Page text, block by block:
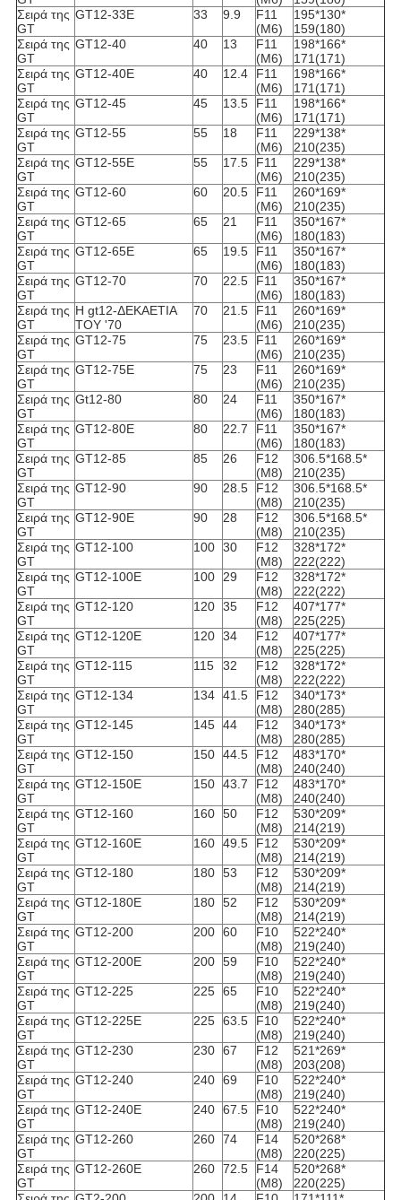
Σειρά της
GT
GT12-33E 33 9.9
F11
(M6)
195*130*
159(180)
Σειρά της
GT
GT12-40 40 13
F11
(M6)
198*166*
171(171)
Σειρά της
GT
GT12-40E 40 12.4
F11
(M6)
198*166*
171(171)
Σειρά της
GT
GT12-45 45 13.5
F11
(M6)
198*166*
171(171)
Σειρά της
GT
GT12-55 55 18
F11
(M6)
229*138*
210(235)
Σειρά της
GT
GT12-55E 55 17.5
F11
(M6)
229*138*
210(235)
Σειρά της
GT
GT12-60 60 20.5
F11
(M6)
260*169*
210(235)
Σειρά της
GT
GT12-65 65 21
F11
(M6)
350*167*
180(183)
Σειρά της
GT
GT12-65E 65 19.5
F11
(M6)
350*167*
180(183)
Σειρά της
GT
GT12-70 70 22.5
F11
(M6)
350*167*
180(183)
Σειρά της
GT
Η gt12-ΔΕΚΑΕΤΙΑ
ΤΟΥ '70
70 21.5
F11
(M6)
260*169*
210(235)
Σειρά της
GT
GT12-75 75 23.5
F11
(M6)
260*169*
210(235)
Σειρά της
GT
GT12-75E 75 23
F11
(M6)
260*169*
210(235)
Σειρά της
GT
Gt12-80 80 24
F11
(M6)
350*167*
180(183)
Σειρά της
GT
GT12-80E 80 22.7
F11
(M6)
350*167*
180(183)
Σειρά της
GT
GT12-85 85 26
F12
(M8)
306.5*168.5*
210(235)
Σειρά της
GT
GT12-90 90 28.5
F12
(M8)
306.5*168.5*
210(235)
Σειρά της
GT
GT12-90E 90 28
F12
(M8)
306.5*168.5*
210(235)
Σειρά της
GT
GT12-100 100 30
F12
(M8)
328*172*
222(222)
Σειρά της
GT
GT12-100E 100 29
F12
(M8)
328*172*
222(222)
Σειρά της
GT
GT12-120 120 35
F12
(M8)
407*177*
225(225)
Σειρά της
GT
GT12-120E 120 34
F12
(M8)
407*177*
225(225)
Σειρά της
GT
GT12-115 115 32
F12
(M8)
328*172*
222(222)
Σειρά της
GT
GT12-134 134 41.5
F12
(M8)
340*173*
280(285)
Σειρά της
GT
GT12-145 145 44
F12
(M8)
340*173*
280(285)
Σειρά της
GT
GT12-150 150 44.5
F12
(M8)
483*170*
240(240)
Σειρά της
GT
GT12-150E 150 43.7
F12
(M8)
483*170*
240(240)
Σειρά της
GT
GT12-160 160 50
F12
(M8)
530*209*
214(219)
Σειρά της
GT
GT12-160E 160 49.5
F12
(M8)
530*209*
214(219)
Σειρά της
GT
GT12-180 180 53
F12
(M8)
530*209*
214(219)
Σειρά της
GT
GT12-180E 180 52
F12
(M8)
530*209*
214(219)
Σειρά της
GT
GT12-200 200 60
F10
(M8)
522*240*
219(240)
Σειρά της
GT
GT12-200E 200 59
F10
(M8)
522*240*
219(240)
Σειρά της
GT
GT12-225 225 65
F10
(M8)
522*240*
219(240)
Σειρά της
GT
GT12-225E 225 63.5
F10
(M8)
522*240*
219(240)
Σειρά της
GT
GT12-230 230 67
F12
(M8)
521*269*
203(208)
Σειρά της
GT
GT12-240 240 69
F10
(M8)
522*240*
219(240)
Σειρά της
GT
GT12-240E 240 67.5
F10
(M8)
522*240*
219(240)
Σειρά της
GT
GT12-260 260 74
F14
(M8)
520*268*
220(225)
Σειρά της
GT
GT12-260E 260 72.5
F14
(M8)
520*268*
220(225)